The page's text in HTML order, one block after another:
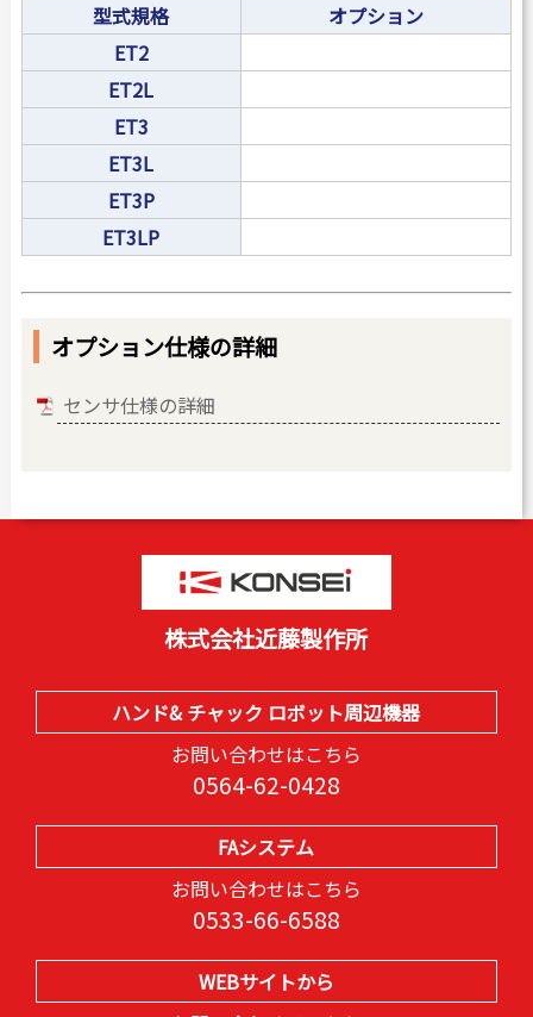
型式規格
オプション
ET2
ET2L
ET3
ET3L
ET3P
ET3LP
オプション仕様の詳細
センサ仕様の詳細
株式会社近藤製作所
ハンド& チャック ロボット周辺機器
お問い合わせはこちら
0564-62-0428
FAシステム
お問い合わせはこちら
0533-66-6588
WEBサイトから